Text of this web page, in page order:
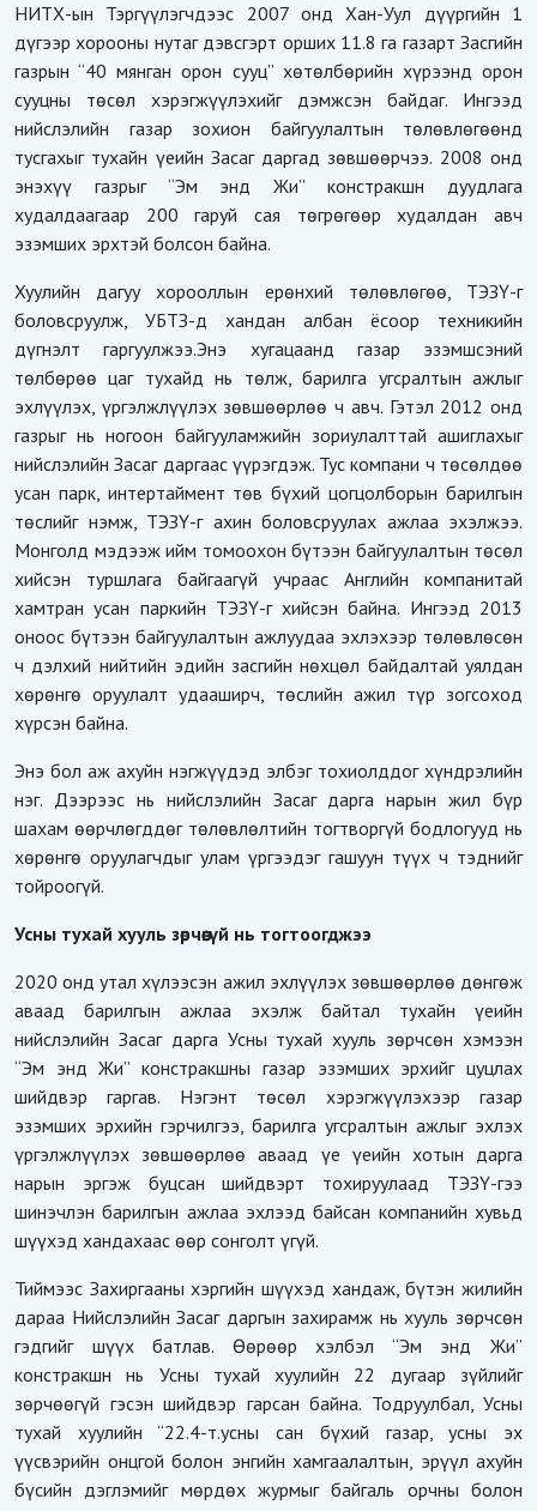
НИТХ-ын Тэргүүлэгчдээс 2007 онд Хан-Уул дүүргийн 1
дүгээр хорооны нутаг дэвсгэрт орших 11.8 га газарт Засгийн
газрын “40 мянган орон сууц” хөтөлбөрийн хүрээнд орон
сууцны төсөл хэрэгжүүлэхийг дэмжсэн байдаг. Ингээд
нийслэлийн газар зохион байгуулалтын төлөвлөгөөнд
тусгахыг тухайн үеийн Засаг даргад зөвшөөрчээ. 2008 онд
энэхүү газрыг “Эм энд Жи” констракшн дуудлага
худалдаагаар 200 гаруй сая төгрөгөөр худалдан авч
эзэмших эрхтэй болсон байна.
Хуулийн дагуу хорооллын ерөнхий төлөвлөгөө, ТЭЗҮ-г
боловсруулж, УБТЗ-д хандан албан ёсоор техникийн
дүгнэлт гаргуулжээ.Энэ хугацаанд газар эзэмшсэний
төлбөрөө цаг тухайд нь төлж, барилга угсралтын ажлыг
эхлүүлэх, үргэлжлүүлэх зөвшөөрлөө ч авч. Гэтэл 2012 онд
газрыг нь ногоон байгууламжийн зориулалттай ашиглахыг
нийслэлийн Засаг даргаас үүрэгдэж. Тус компани ч төсөлдөө
усан парк, интертаймент төв бүхий цогцолборын барилгын
төслийг нэмж, ТЭЗҮ-г ахин боловсруулах ажлаа эхэлжээ.
Монголд мэдээж ийм томоохон бүтээн байгуулалтын төсөл
хийсэн туршлага байгаагүй учраас Английн компанитай
хамтран усан паркийн ТЭЗҮ-г хийсэн байна. Ингээд 2013
оноос бүтээн байгуулалтын ажлуудаа эхлэхээр төлөвлөсөн
ч дэлхий нийтийн эдийн засгийн нөхцөл байдалтай уялдан
хөрөнгө оруулалт удааширч, төслийн ажил түр зогсоход
хүрсэн байна.
Энэ бол аж ахуйн нэгжүүдэд элбэг тохиолддог хүндрэлийн
нэг. Дээрээс нь нийслэлийн Засаг дарга нарын жил бүр
шахам өөрчлөгддөг төлөвлөлтийн тогтворгүй бодлогууд нь
хөрөнгө оруулагчдыг улам үргээдэг гашуун түүх ч тэднийг
тойроогүй.
Усны тухай хууль зөрчөөгүй нь тогтоогджээ
2020 онд утал хүлээсэн ажил эхлүүлэх зөвшөөрлөө дөнгөж
аваад барилгын ажлаа эхэлж байтал тухайн үеийн
нийслэлийн Засаг дарга Усны тухай хууль зөрчсөн хэмээн
“Эм энд Жи” констракшны газар эзэмших эрхийг цуцлах
шийдвэр гаргав. Нэгэнт төсөл хэрэгжүүлэхээр газар
эзэмших эрхийн гэрчилгээ, барилга угсралтын ажлыг эхлэх
үргэлжлүүлэх зөвшөөрлөө аваад үе үеийн хотын дарга
нарын эргэж буцсан шийдвэрт тохируулаад ТЭЗҮ-гээ
шинэчлэн барилгын ажлаа эхлээд байсан компанийн хувьд
шүүхэд хандахаас өөр сонголт үгүй.
Тиймээс Захиргааны хэргийн шүүхэд хандаж, бүтэн жилийн
дараа Нийслэлийн Засаг даргын захирамж нь хууль зөрчсөн
гэдгийг шүүх батлав. Өөрөөр хэлбэл “Эм энд Жи”
констракшн нь Усны тухай хуулийн 22 дугаар зүйлийг
зөрчөөгүй гэсэн шийдвэр гарсан байна. Тодруулбал, Усны
тухай хуулийн “22.4-т.усны сан бүхий газар, усны эх
үүсвэрийн онцгой болон энгийн хамгаалалтын, эрүүл ахуйн
бүсийн дэглэмийг мөрдөх журмыг байгаль орчны болон